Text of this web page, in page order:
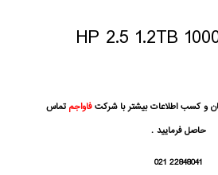
HP 2.5 1.2TB
و کسب اطلاعات بیشتر با شرکتفاواجم تماس
حاصل فرمایید .
22848041 021